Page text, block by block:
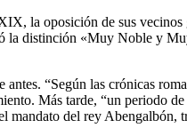
la oposición de sus
la distinción «Muy Noble y
“Según las crónicas
Más tarde, “un periodo
del rey